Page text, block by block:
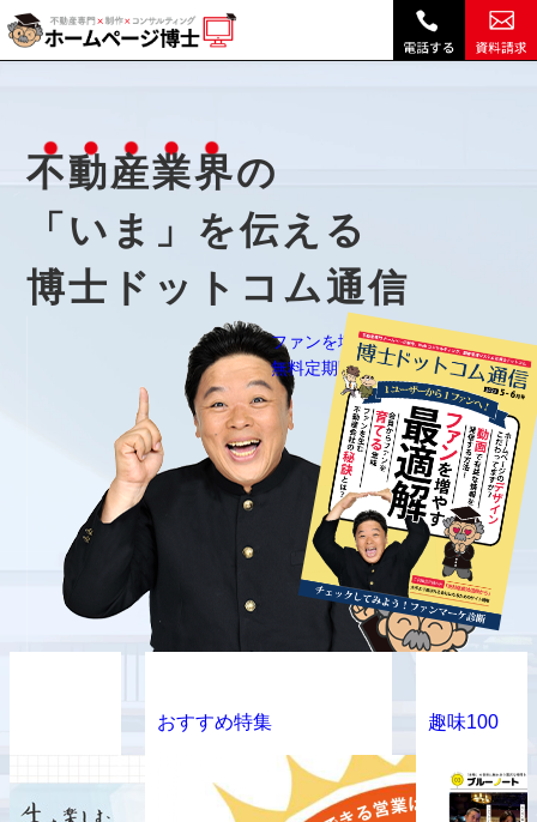
不動産業界のトレンドを知ろう 博士ドットコム通信｜不動産 ホームページ制作・動画作成やSEOはホームページ博士RHS(博士.com)|
不動産業界のトレンドを知ろう 博士ドットコム通信｜不動産 ホームページ制作・動画作成やSEOは『ホームページ博士』(博士.com)
不動産業界の
「いま」 を伝える
博士ドットコム通信
ファンを増やす最適解
無料定期購読はこちら